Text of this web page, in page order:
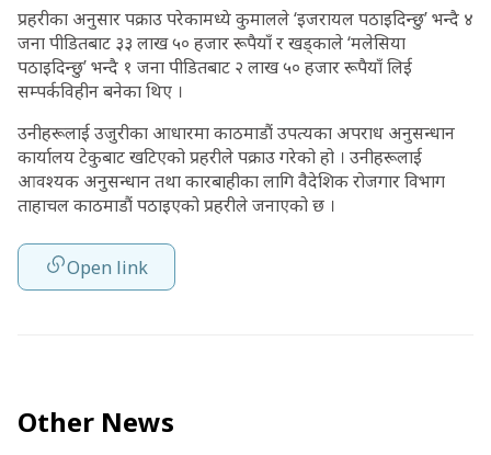
प्रहरीका अनुसार पक्राउ परेकामध्ये कुमालले ‘इजरायल पठाइदिन्छु’ भन्दै ४
जना पीडितबाट ३३ लाख ५० हजार रूपैयाँ र खड्काले ‘मलेसिया
पठाइदिन्छु’ भन्दै १ जना पीडितबाट २ लाख ५० हजार रूपैयाँ लिई
सम्पर्कविहीन बनेका थिए ।
उनीहरूलाई उजुरीका आधारमा काठमाडौं उपत्यका अपराध अनुसन्धान
कार्यालय टेकुबाट खटिएको प्रहरीले पक्राउ गरेको हो । उनीहरूलाई
आवश्यक अनुसन्धान तथा कारबाहीका लागि वैदेशिक रोजगार विभाग
ताहाचल काठमाडौं पठाइएको प्रहरीले जनाएको छ ।
Open link
Other News